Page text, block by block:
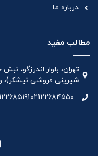
درباره ما
مطالب مفید
شیرینی فروشی نیشکر)، واحد ۳۳ ،
۰۲۱۲۲۶۸۴۵۵۰